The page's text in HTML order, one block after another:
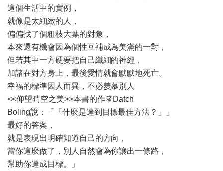
這個生活中的實例，
就像是太細緻的人，
偏偏找了個粗枝大葉的對象，
本來還有機會因為個性互補成為美滿的一對，
但若其中一方硬要把自己纖細的神經，
加諸在對方身上，最後愛情就會默默地死亡。
幸福的標準因人而異，不必羨慕別人
<<仰望晴空之美>>本書的作者Datch
Boling說：「『什麼是達到目標最佳方法？」」
最好的答案，
就是表現出明確知道自己的方向，
當你這麼做了，別人自然會為你讓出一條路，
幫助你達成目標。」